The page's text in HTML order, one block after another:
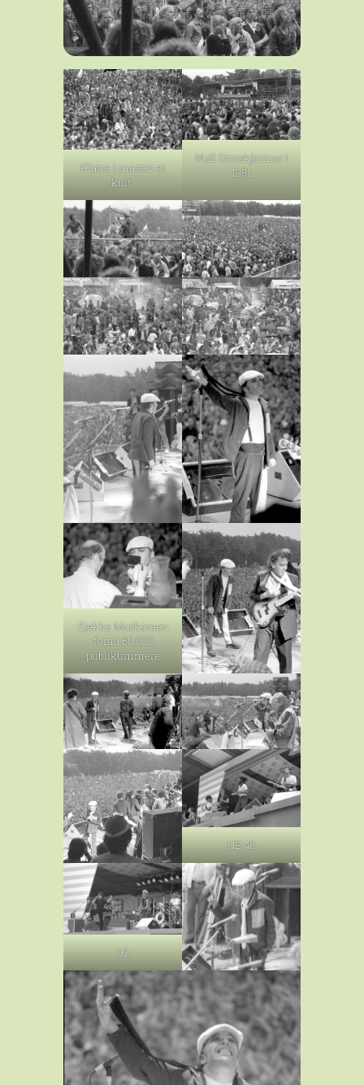
Klatre i master er
kult.
Null Storskjermer i
1981
Sjekke Maskaraen
foran 60.000
publikummere
UB 40
U2